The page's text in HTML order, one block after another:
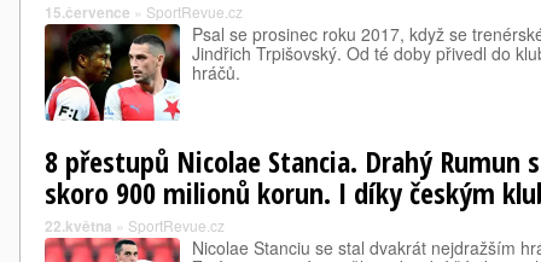
15.července » SportRevue.cz
Psal se prosinec roku 2017, když se
Jindřich Trpišovský. Od té doby přivedl do
hráčů.
8 přestupů Nicolae Stancia. Drahý Rumun
skoro 900 milionů korun. I díky českým
22.května » SportRevue.cz
Nicolae Stanciu se stal dvakrát nejdražším